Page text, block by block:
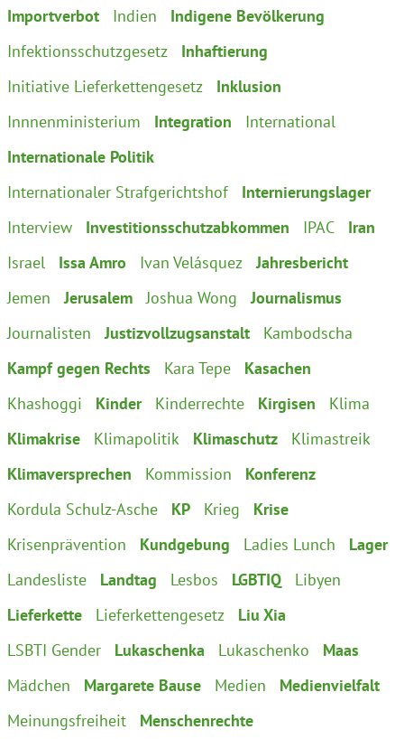
Importverbot Indien
Indigene Bevölkerung
Infektionsschutzgesetz
Inhaftierung
Initiative Lieferkettengesetz
Inklusion
Innnenministerium
Integration
International
Internationale Politik
Internationaler Strafgerichtshof
Internierungslager
Interview
Investitionsschutzabkommen IPAC
Iran
Israel
Issa Amro Ivan Velásquez
Jahresbericht
Jemen
Jerusalem Joshua Wong
Journalismus
Journalisten
Justizvollzugsanstalt
Kambodscha
Kampf gegen Rechts
Kara Tepe
Kasachen
Khashoggi
Kinder Kinderrechte Kirgisen
Klima
Klimakrise
Klimapolitik Klimaschutz
Klimastreik
Klimaversprechen
Kommission
Konferenz
Kordula Schulz-Asche
KP Krieg
Krise
Krisenprävention
Kundgebung Ladies Lunch
Lager
Landesliste
Landtag Lesbos LGBTIQ
Libyen
Lieferkette
Lieferkettengesetz
Liu Xia
LSBTI Gender
Lukaschenka Lukaschenko
Maas
Mädchen
Margarete Bause Medien
Medienvielfalt
Meinungsfreiheit
Menschenrechte